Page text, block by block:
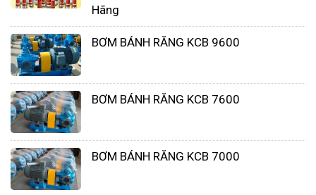
2. Các loại bơm trục vít dạng
xoắn hiện nay
Bơm trục vít đơn
Có thiết kế gồm 3 phần chính là Buồng bơm (trục
vít-Rotor, Stator-Cao su và vỏ sắt), bộ phận thứ 2 là
khoang chứa (progressing cavity), bộ phận thứ 3 là
mô tơ giảm giảm tốc hoặc mô tơ thường. (như
Hãng
BƠM BÁNH RĂNG KCB 9600
BƠM BÁNH RĂNG KCB 7600
BƠM BÁNH RĂNG KCB 7000